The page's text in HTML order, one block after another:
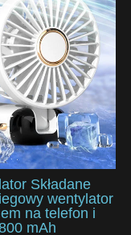
Składane
wentylator
na telefon i
mAh